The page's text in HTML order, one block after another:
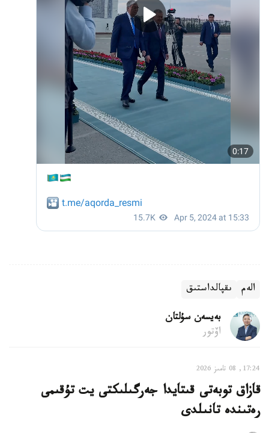
الەم ىقپالداستىق
بەيسەن سۇلتان
اۆتور
17:24, 08 تامىز 2026
قازاق توبەتى قىتايدا جەرگىلىكتى يت تۇقىمى
رەتىندە تانىلدى